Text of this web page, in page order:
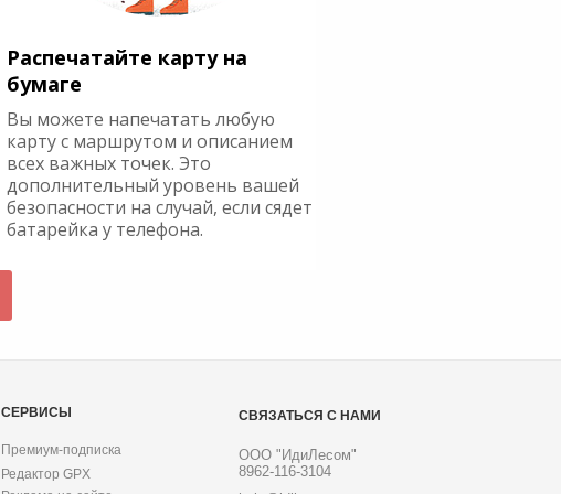
Распечатайте карту на
бумаге
Вы можете напечатать любую
карту с маршрутом и описанием
всех важных точек. Это
дополнительный уровень вашей
безопасности на случай, если сядет
батарейка у телефона.
СЕРВИСЫ
Премиум-подписка
Редактор GPX
СВЯЗАТЬСЯ С НАМИ
ООО "ИдиЛесом"
8962-116-3104